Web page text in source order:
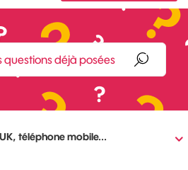
téléphone mobile...